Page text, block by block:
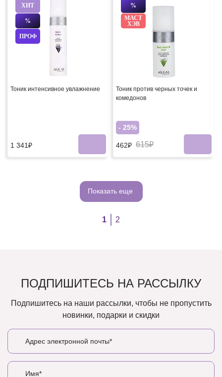
ХИТ
%
ПРОФ
Тоник интенсивное увлажнение
1 341₽
%
МАСТ
ХЭВ
Тоник против черных точек и
комедонов
- 25%
462₽ 615₽
Показать еще
1 2
ПОДПИШИТЕСЬ НА РАССЫЛКУ
Подпишитесь на наши рассылки, чтобы не пропустить
новинки, подарки и скидки